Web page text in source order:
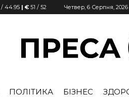
/ 44.95 | € 51 / 52 Четвер, 6 Серпня, 2026
ПОЛІТИКА БІЗНЕС